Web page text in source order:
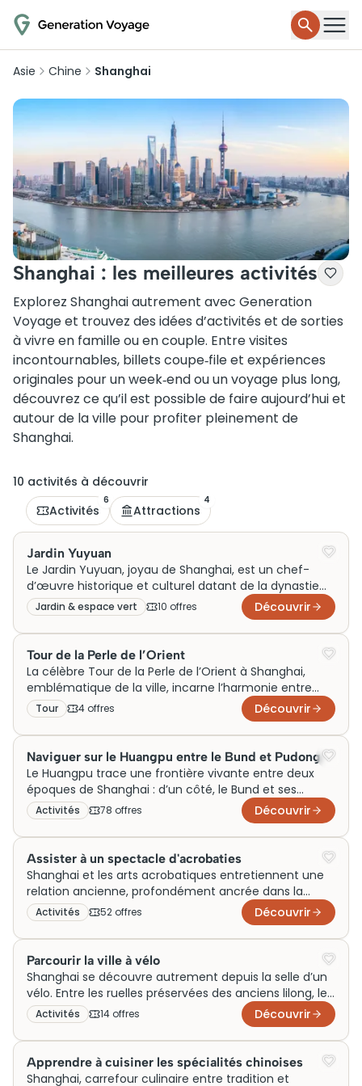
Asie Chine Shanghai
Shanghai : les meilleures activités
Explorez Shanghai autrement avec Generation
Voyage et trouvez des idées d’activités et de sorties
à vivre en famille ou en couple. Entre visites
incontournables, billets coupe‑file et expériences
originales pour un week‑end ou un voyage plus long,
découvrez ce qu’il est possible de faire aujourd’hui et
autour de la ville pour profiter pleinement de
Shanghai.
10 activités à découvrir
Activités
6
Attractions
4
Jardin Yuyuan
Le Jardin Yuyuan, joyau de Shanghai, est un chef-
d’œuvre historique et culturel datant de la dynastie
Ming. Ce havre de paix mêle harmonieusement
architecture traditionnelle et beauté naturelle avec
ses pavillons élégants et ses étangs sereins. Conçu
initialement pour offrir de la quiétude à une famille
noble, il est aujourd’hui une attraction touristique
prisée. Les visiteurs affluent pour des visites
captivantes et achètent leurs billets à l’avance pour
explorer ce symbole incontournable de l’héritage
chinois.
Jardin & espace vert 10 offres Découvrir
Tour de la Perle de l’Orient
La célèbre Tour de la Perle de l’Orient à Shanghai,
emblématique de la ville, incarne l’harmonie entre
tradition et modernité. Inaugurée en 1994, cette
œuvre architecturale futuriste, caractérisée par ses
sphères scintillantes, fut initialement conçue pour
améliorer les télécommunications régionales.
Aujourd’hui, vous pouvez la visiter pour profiter des
vues panoramiques sur le fleuve Huangpu.
Tour 4 offres Découvrir
Naviguer sur le Huangpu entre le Bund et Pudong
Le Huangpu trace une frontière vivante entre deux
époques de Shanghai : d’un côté, le Bund et ses
façades néoclassiques héritées de l’ère coloniale, de
l’autre, Pudong et ses tours de verre qui percent le
ciel. Les croisières fluviales offrent le seul angle depuis
lequel ces deux visages coexistent vraiment dans le
regard. Comptez entre 100 et 200 yuans selon la
durée et la compagnie choisie, les départs
s’échelonnant du Quai des Dix.
Activités 78 offres Découvrir
Assister à un spectacle d'acrobaties
Shanghai et les arts acrobatiques entretiennent une
relation ancienne, profondément ancrée dans la
culture populaire shanghaiaise. Le Shanghai Circus
World et le Théâtre ERA proposent chaque soir des
représentations où jongleurs, équilibristes et
contorsionnistes repoussent les limites du corps
humain avec une précision impressionnante. Réserver
ses billets en avance reste conseillé, notamment en
haute saison, certaines représentations affichant
complet plusieurs semaines à l’avance. Un spectacle
qui marque les esprits, toutes générations
confondues.
Activités 52 offres Découvrir
Parcourir la ville à vélo
Shanghai se découvre autrement depuis la selle d’un
vélo. Entre les ruelles préservées des anciens lilong, les
berges réaménagées du Bund et les quartiers en
perpétuelle transformation, le vélo offre un rythme
idéal pour saisir les contrastes de cette mégapole. Les
circuits organisés combinent généralement French
Concession, Xintiandi et les marchés de quartier, avec
Activités 14 offres Découvrir
Apprendre à cuisiner les spécialités chinoises
Shanghai, carrefour culinaire entre tradition et